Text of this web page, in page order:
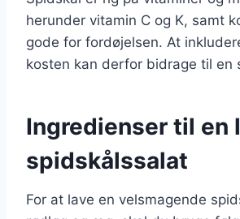
herunder vitamin C og K, samt
gode for fordøjelsen. At
kosten kan derfor bidrage til en
Ingredienser til
spidskålssalat
For at lave en velsmagende